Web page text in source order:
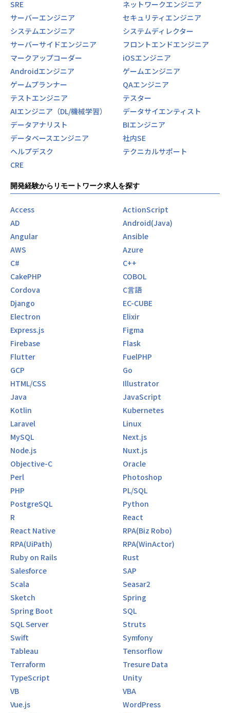
SRE
ネットワークエンジニア
サーバーエンジニア
セキュリティエンジニア
システムエンジニア
システムディレクター
サーバーサイドエンジニア
フロントエンドエンジニア
マークアップコーダー
iOSエンジニア
Androidエンジニア
ゲームエンジニア
ゲームプランナー
QAエンジニア
テストエンジニア
テスター
AIエンジニア（DL/機械学習）
データサイエンティスト
データアナリスト
BIエンジニア
データベースエンジニア
社内SE
ヘルプデスク
テクニカルサポート
CRE
開発経験からリモートワーク求人を探す
Access
ActionScript
AD
Android(Java)
Angular
Ansible
AWS
Azure
C#
C++
CakePHP
COBOL
Cordova
C言語
Django
EC-CUBE
Electron
Elixir
Express.js
Figma
Firebase
Flask
Flutter
FuelPHP
GCP
Go
HTML/CSS
Illustrator
Java
JavaScript
Kotlin
Kubernetes
Laravel
Linux
MySQL
Next.js
Node.js
Nuxt.js
Objective-C
Oracle
Perl
Photoshop
PHP
PL/SQL
PostgreSQL
Python
R
React
React Native
RPA(Biz Robo)
RPA(UiPath)
RPA(WinActor)
Ruby on Rails
Rust
Salesforce
SAP
Scala
Seasar2
Sketch
Spring
Spring Boot
SQL
SQL Server
Struts
Swift
Symfony
Tableau
Tensorflow
Terraform
Tresure Data
TypeScript
Unity
VB
VBA
Vue.js
WordPress